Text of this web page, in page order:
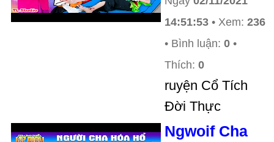
14:51:53 • Xem: 236
• Bình luận: 0 •
Thích: 0
ruyện Cổ Tích
Đời Thực
Ngwoif Cha